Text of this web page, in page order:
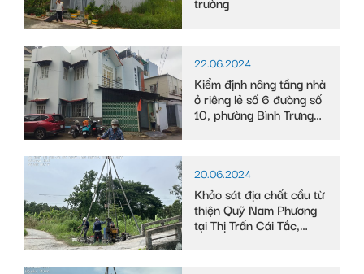
22.06.2024
Kiểm định nâng tầng nhà
ở riêng lẻ số 6 đường số
10, phường Bình Trưng
20.06.2024
Khảo sát địa chất cầu từ
thiện Quỹ Nam Phương
tại Thị Trấn Cái Tắc,